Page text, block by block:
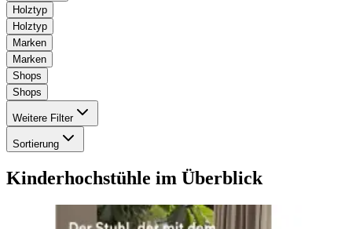
Holztyp
Holztyp
Marken
Marken
Shops
Shops
Weitere Filter
Sortierung
Kinderhochstühle im Überblick